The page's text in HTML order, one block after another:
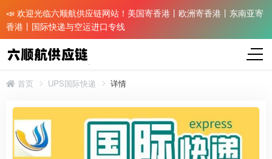
📣 欢迎光临六顺航供应链网站！美国寄香港丨欧洲寄香港丨东南亚寄
香港丨国际快递与空运进口专线
首页 UPS国际快递 详情